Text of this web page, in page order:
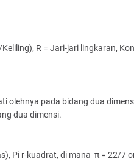
R = Jari-jari lingkaran,
olehnya pada bidang dua
dua dimensi.
Pi r-kuadrat, di mana π = 22/7